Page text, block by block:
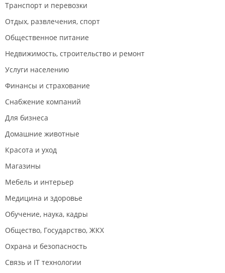
Транспорт и перевозки
Отдых, развлечения, спорт
Общественное питание
Недвижимость, строительство и ремонт
Услуги населению
Финансы и страхование
Снабжение компаний
Для бизнеса
Домашние животные
Красота и уход
Магазины
Мебель и интерьер
Медицина и здоровье
Обучение, наука, кадры
Общество, Государство, ЖКХ
Охрана и безопасность
Связь и IT технологии